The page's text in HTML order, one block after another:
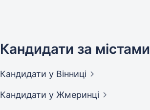
Кандидати за містами
Кандидати у Вінниці
Кандидати у Жмеринці